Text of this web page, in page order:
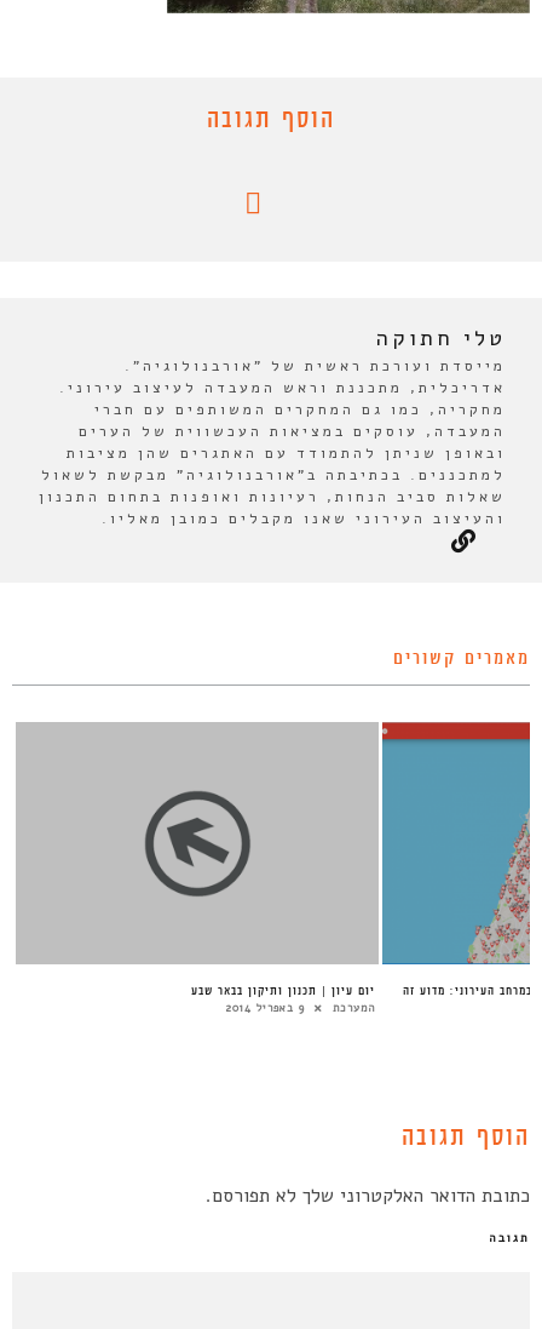
הוסף תגובה
טלי חתוקה
מייסדת ועורכת ראשית של "אורבנולוגיה".
אדריכלית, מתכננת וראש המעבדה לעיצוב עירוני.
מחקריה, כמו גם המחקרים המשותפים עם חברי
המעבדה, עוסקים במציאות העכשווית של הערים
ובאופן שניתן להתמודד עם האתגרים שהן מציבות
למתכננים. בכתיבתה ב"אורבנולוגיה" מבקשת לשאול
שאלות סביב הנחות, רעיונות ואופנות בתחום התכנון
והעיצוב העירוני שאנו מקבלים כמובן מאליו.
מאמרים קשורים
יום עיון | תכנון ותיקון בבאר שבע
המערכת 9 באפריל 2014
במרחב העירוני: מדוע זה
הוסף תגובה
כתובת הדואר האלקטרוני שלך לא תפורסם.
תגובה